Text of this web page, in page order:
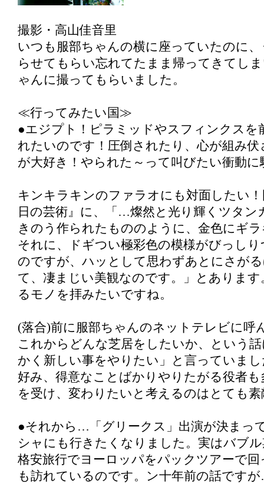
撮影・高山佳音里
いつも服部ちゃんの横に座っていたのに
らせてもらい忘れてたまま帰ってきてし
ゃんに撮ってもらいました。
≪行ってみたい国≫
●エジプト！ピラミッドやスフィンクスを
れたいのです！圧倒されたり、心が組み
が大好き！やられた～って叫びたい衝動
キンキラキンのファラオにも対面したい
日の芸術』に、「…燦然と光り輝くツタ
きのう作られたもののように、金色にギ
それに、ドギつい極彩色の模様がびっし
のですが、ハッとして思わずあとにさが
て、凄まじい美観なのです。」とありま
るモノを拝みたいですね。
(落合)前に服部ちゃんのネットテレビに呼
これからどんな芝居をしたいか、という
かく新しい事をやりたい」と言っていま
好み、得意なことばかりやりたがる役者も
を受け、変わりたいと考えるのはとても
●それから…「グリークス」出演が決まっ
シャにも行きたくなりました。実はバブ
格安旅行でヨーロッパをパックツアーで
も訪れているのです。ン十年前の話です